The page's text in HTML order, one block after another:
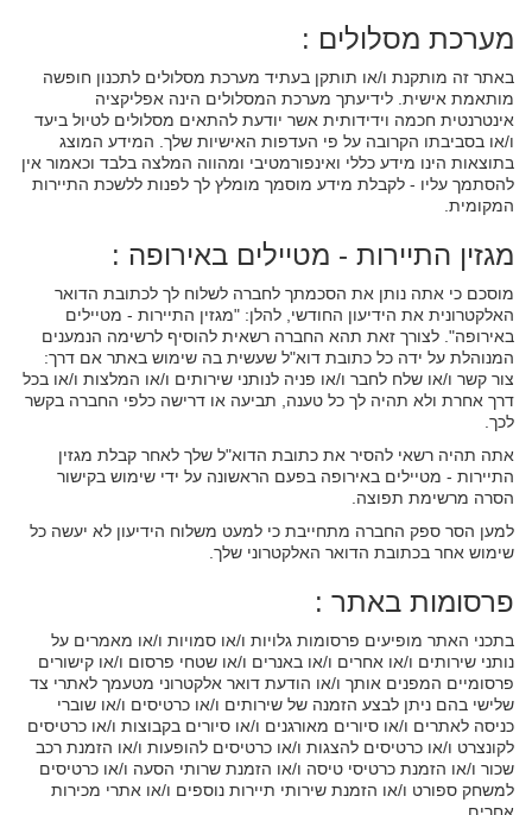
מערכת מסלולים :
באתר זה מותקנת ו/או תותקן בעתיד מערכת מסלולים לתכנון חופשה
מותאמת אישית. לידיעתך מערכת המסלולים הינה אפליקציה
אינטרנטית חכמה וידידותית אשר יודעת להתאים מסלולים לטיול ביעד
ו/או בסביבתו הקרובה על פי העדפות האישיות שלך. המידע המוצג
בתוצאות הינו מידע כללי ואינפורמטיבי ומהווה המלצה בלבד וכאמור אין
להסתמך עליו - לקבלת מידע מוסמך מומלץ לך לפנות ללשכת התיירות
המקומית.
מגזין התיירות - מטיילים באירופה :
מוסכם כי אתה נותן את הסכמתך לחברה לשלוח לך לכתובת הדואר
האלקטרונית את הידיעון החודשי, להלן: "מגזין התיירות - מטיילים
באירופה". לצורך זאת תהא החברה רשאית להוסיף לרשימה הנמענים
המנוהלת על ידה כל כתובת דוא"ל שעשית בה שימוש באתר אם דרך:
צור קשר ו/או שלח לחבר ו/או פניה לנותני שירותים ו/או המלצות ו/או בכל
דרך אחרת ולא תהיה לך כל טענה, תביעה או דרישה כלפי החברה בקשר
לכך.
אתה תהיה רשאי להסיר את כתובת הדוא"ל שלך לאחר קבלת מגזין
התיירות - מטיילים באירופה בפעם הראשונה על ידי שימוש בקישור
הסרה מרשימת תפוצה.
למען הסר ספק החברה מתחייבת כי למעט משלוח הידיעון לא יעשה כל
שימוש אחר בכתובת הדואר האלקטרוני שלך.
פרסומות באתר :
בתכני האתר מופיעים פרסומות גלויות ו/או סמויות ו/או מאמרים על
נותני שירותים ו/או אחרים ו/או באנרים ו/או שטחי פרסום ו/או קישורים
פרסומיים המפנים אותך ו/או הודעת דואר אלקטרוני מטעמך לאתרי צד
שלישי בהם ניתן לבצע הזמנה של שירותים ו/או כרטיסים ו/או שוברי
כניסה לאתרים ו/או סיורים מאורגנים ו/או סיורים בקבוצות ו/או כרטיסים
לקונצרט ו/או כרטיסים להצגות ו/או כרטיסים להופעות ו/או הזמנת רכב
שכור ו/או הזמנת כרטיסי טיסה ו/או הזמנת שרותי הסעה ו/או כרטיסים
למשחק ספורט ו/או הזמנת שירותי תיירות נוספים ו/או אתרי מכירות